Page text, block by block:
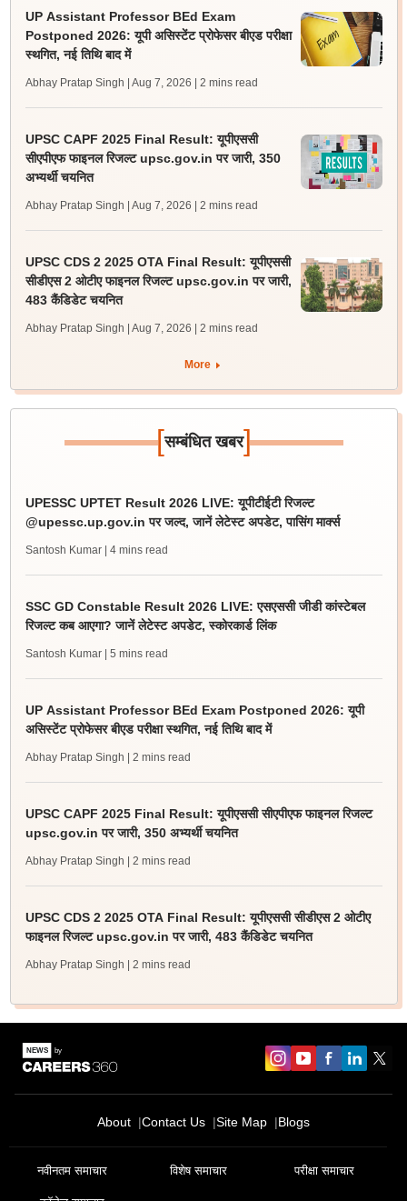
UP Assistant Professor BEd Exam
Postponed 2026: यूपी असिस्टेंट प्रोफेसर बीएड परीक्षा
स्थगित, नई तिथि बाद में
Abhay Pratap Singh | Aug 7, 2026 | 2 mins read
UPSC CAPF 2025 Final Result: यूपीएससी
सीएपीएफ फाइनल रिजल्ट upsc.gov.in पर जारी, 350
अभ्यर्थी चयनित
Abhay Pratap Singh | Aug 7, 2026 | 2 mins read
UPSC CDS 2 2025 OTA Final Result: यूपीएससी
सीडीएस 2 ओटीए फाइनल रिजल्ट upsc.gov.in पर जारी,
483 कैंडिडेट चयनित
Abhay Pratap Singh | Aug 7, 2026 | 2 mins read
More
[सम्बंधित खबर]
UPESSC UPTET Result 2026 LIVE: यूपीटीईटी रिजल्ट
@upessc.up.gov.in पर जल्द, जानें लेटेस्ट अपडेट, पासिंग मार्क्स
Santosh Kumar | 4 mins read
SSC GD Constable Result 2026 LIVE: एसएससी जीडी कांस्टेबल
रिजल्ट कब आएगा? जानें लेटेस्ट अपडेट, स्कोरकार्ड लिंक
Santosh Kumar | 5 mins read
UP Assistant Professor BEd Exam Postponed 2026: यूपी
असिस्टेंट प्रोफेसर बीएड परीक्षा स्थगित, नई तिथि बाद में
Abhay Pratap Singh | 2 mins read
UPSC CAPF 2025 Final Result: यूपीएससी सीएपीएफ फाइनल रिजल्ट
upsc.gov.in पर जारी, 350 अभ्यर्थी चयनित
Abhay Pratap Singh | 2 mins read
UPSC CDS 2 2025 OTA Final Result: यूपीएससी सीडीएस 2 ओटीए
फाइनल रिजल्ट upsc.gov.in पर जारी, 483 कैंडिडेट चयनित
Abhay Pratap Singh | 2 mins read
About Contact Us Site Map Blogs
नवीनतम समाचार विशेष समाचार परीक्षा समाचार
Sign In/Sign Up
access our resources on
Exams, Study